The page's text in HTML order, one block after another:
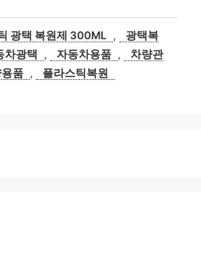
광택 복원제 300ML ,
광택복
차광택 , 자동차용품 ,
차량관
품 , 플라스틱복원